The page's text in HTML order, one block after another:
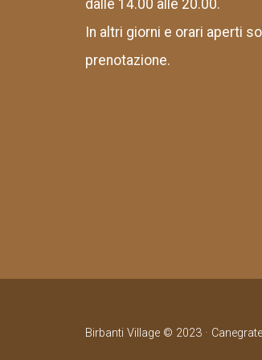
dalle 14.00 alle 20.00.
In altri giorni e orari aperti
prenotazione.
Birbanti Village © 2023 ·